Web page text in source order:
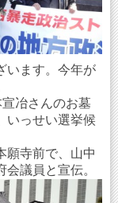
います。今年が
冶さんのお墓
いっせい選挙候
願寺前で、山中
議員と宣伝。